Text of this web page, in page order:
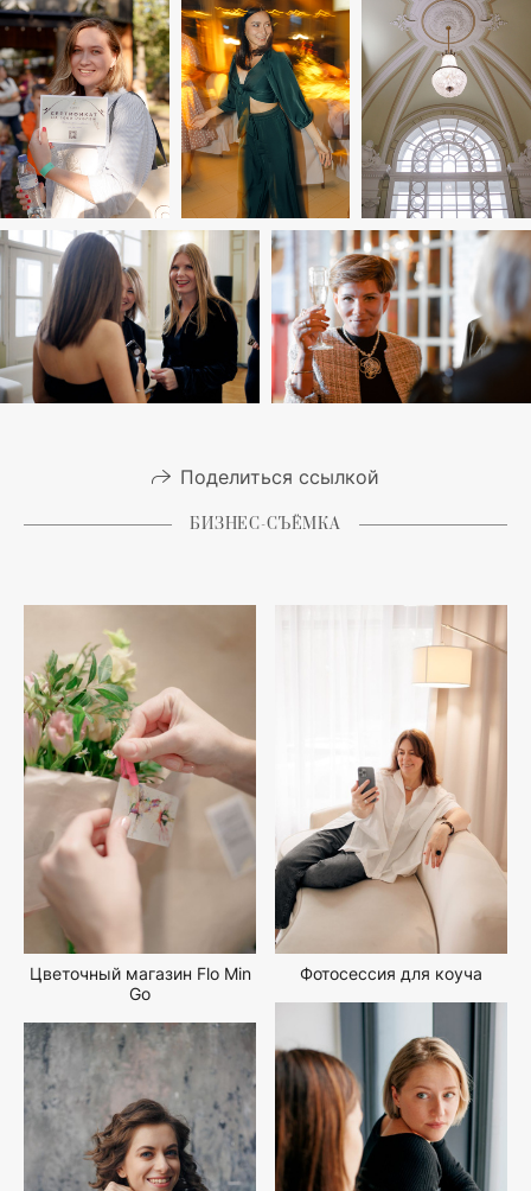
Поделиться ссылкой
БИЗНЕС-СЪЁМКА
Цветочный магазин Flo Min
Go
Фотосессия для коуча